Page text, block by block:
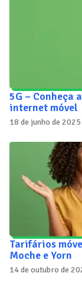
5G – Conheça
internet móvel
18 de junho de 2025
Tarifários
Moche e Yorn
14 de outubro de